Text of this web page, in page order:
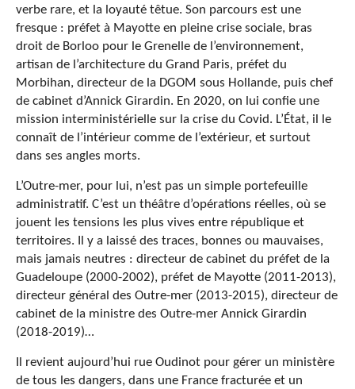
verbe rare, et la loyauté têtue. Son parcours est une
fresque : préfet à Mayotte en pleine crise sociale, bras
droit de Borloo pour le Grenelle de l’environnement,
artisan de l’architecture du Grand Paris, préfet du
Morbihan, directeur de la DGOM sous Hollande, puis chef
de cabinet d’Annick Girardin. En 2020, on lui confie une
mission interministérielle sur la crise du Covid. L’État, il le
connaît de l’intérieur comme de l’extérieur, et surtout
dans ses angles morts.
L’Outre-mer, pour lui, n’est pas un simple portefeuille
administratif. C’est un théâtre d’opérations réelles, où se
jouent les tensions les plus vives entre république et
territoires. Il y a laissé des traces, bonnes ou mauvaises,
mais jamais neutres : directeur de cabinet du préfet de la
Guadeloupe (2000-2002), préfet de Mayotte (2011-2013),
directeur général des Outre-mer (2013-2015), directeur de
cabinet de la ministre des Outre-mer Annick Girardin
(2018-2019)…
Il revient aujourd’hui rue Oudinot pour gérer un ministère
de tous les dangers, dans une France fracturée et un